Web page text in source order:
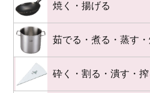
焼く・揚げる
茹でる・煮る・蒸す・
砕く・割る・潰す・搾